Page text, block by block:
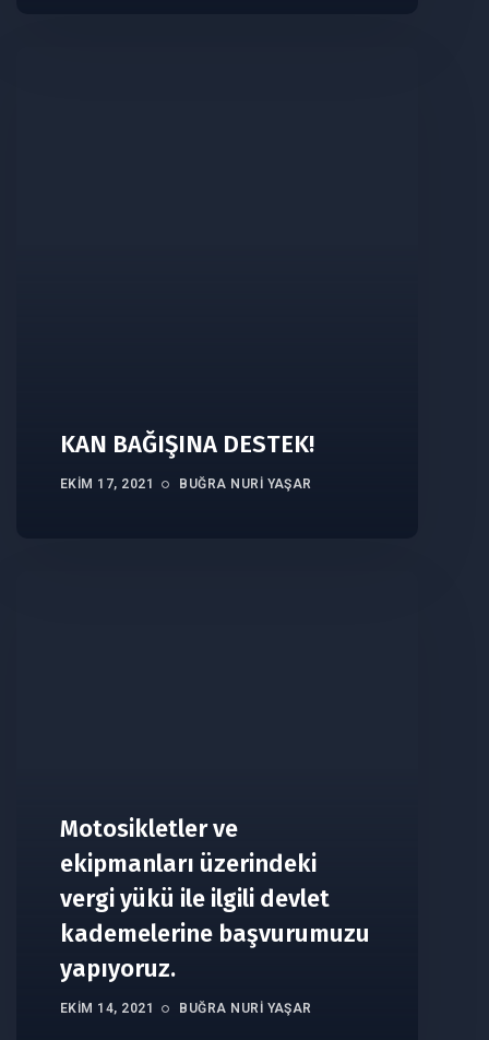
KAN BAĞIŞINA DESTEK!
EKIM 17, 2021 BUĞRA NURI YAŞAR
Motosikletler ve
ekipmanları üzerindeki
vergi yükü ile ilgili devlet
kademelerine başvurumuzu
yapıyoruz.
EKIM 14, 2021 BUĞRA NURI YAŞAR